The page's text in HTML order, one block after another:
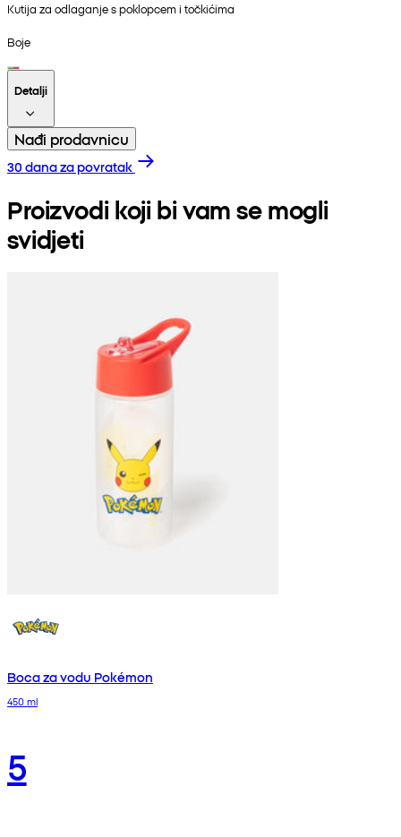
Kutija za odlaganje s poklopcem i točkićima
Boje
Detalji
Nađi prodavnicu
30 dana za povratak
Proizvodi koji bi vam se mogli
svidjeti
Boca za vodu Pokémon
450 ml
5